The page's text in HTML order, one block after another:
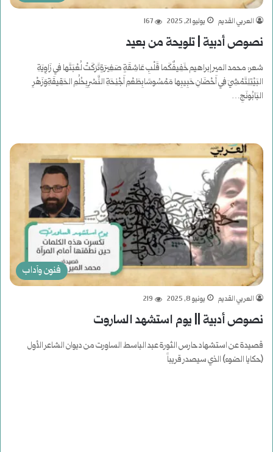
العربي القديم يوليو 21, 2025 167
نصوص أدبية | تلويحة من بعيد
شعر: محمد المير إبراهيم خَفِيفٌكَما قَلْبِ عَاشِقَةٍ صَغِيرَةٍتَرَكَتْ لُعْبَتَها فِي زَاوِيَةِ
البَيْتِلِتَمْشِيَ فِي أَحْضَانِ حَبِيبِها مَمْسُوسًابِطَعْمِ أَجْنِحَةِ النَّسْرِبِحُلُمِ الحَقِيقَةِوَزَهْرِ
البَابُونَجِ…
فنون وآداب
العربي القديم يونيو 8, 2025 219
نصوص أدبية || يوم استشهد الساروت
قصيدة عن استشهاد حارس الثورة عبد الباسط الساورت من ديوان الشاعر الأول
(حكايا الضوء) الذي سيصدر قريباً